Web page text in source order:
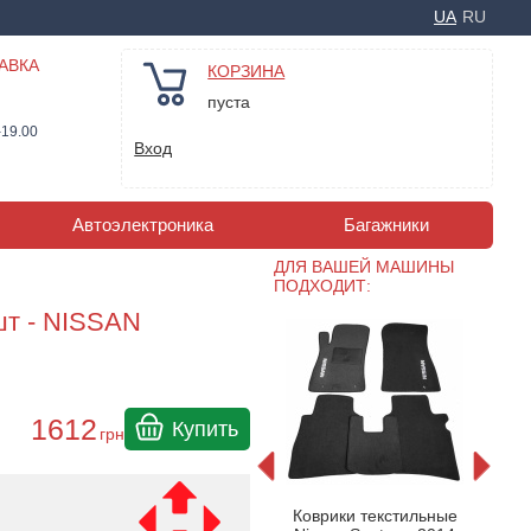
UA RU
КОРЗИНА
пуста
Вход
Автоэлектроника Багажники
- NISSAN
1612 грн Купить
ДЛЯ ВАШЕЙ МАШИНЫ
ПОДХОДИТ:
Коврики текстильные
Nissan Sentra с 2014
Коврики текстильные